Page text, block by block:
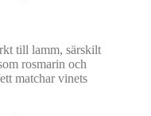
till lamm, särskilt
rosmarin och
matchar vinets